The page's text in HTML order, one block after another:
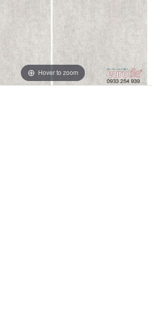
Hover to zoom